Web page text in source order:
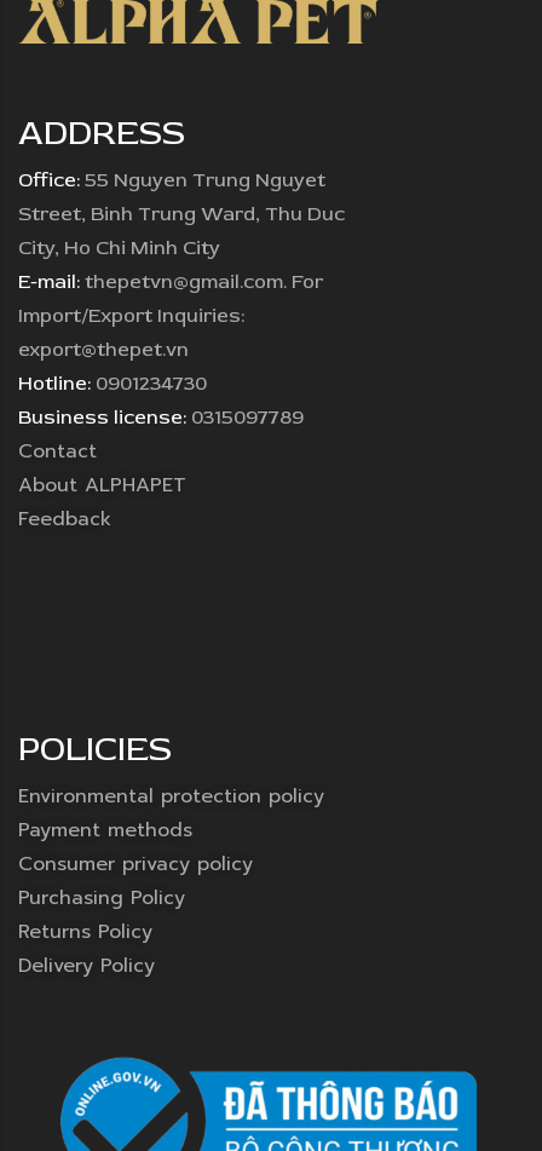
ADDRESS
Office: 55 Nguyen Trung Nguyet
Street, Binh Trung Ward, Thu Duc
City, Ho Chi Minh City
E-mail: thepetvn@gmail.com. For
Import/Export Inquiries:
export@thepet.vn
Hotline: 0901234730
Business license: 0315097789
Contact
About ALPHAPET
Feedback
POLICIES
Environmental protection policy
Payment methods
Consumer privacy policy
Purchasing Policy
Returns Policy
Delivery Policy